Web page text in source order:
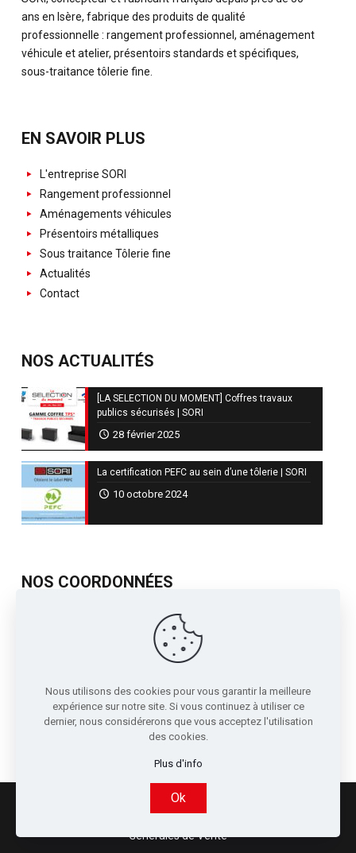
ans en Isère, fabrique des produits de qualité
professionnelle : rangement professionnel, aménagement
véhicule et atelier, présentoirs standards et spécifiques,
sous-traitance tôlerie fine.
EN SAVOIR PLUS
L'entreprise SORI
Rangement professionnel
Aménagements véhicules
Présentoirs métalliques
Sous traitance Tôlerie fine
Actualités
Contact
NOS ACTUALITÉS
[LA SELECTION DU MOMENT] Coffres travaux
publics sécurisés | SORI
28 février 2025
La certification PEFC au sein d’une tôlerie | SORI
10 octobre 2024
NOS COORDONNÉES
717, Avenue de St Quentin
sori@sori.fr
© 2022 SORI - Réalisé par
Mentions légales
Générales de Vente
Nous utilisons des cookies pour vous garantir la meilleure
expérience sur notre site. Si vous continuez à utiliser ce
dernier, nous considérerons que vous acceptez l'utilisation
des cookies.
Plus d'info
Ok